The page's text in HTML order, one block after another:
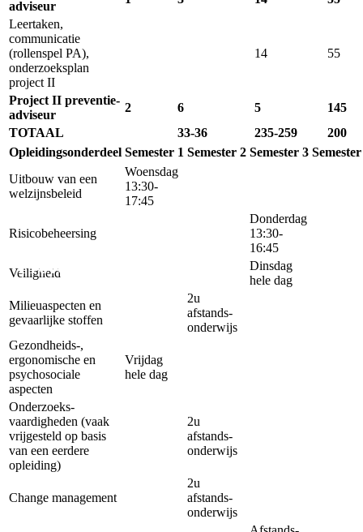
Preventieadviseur niveau 2.
adviseur
Leertaken,
communicatie
(rollenspel PA),
onderzoeks­plan
project II
14 55
Project II preventie­
adviseur
2 6 5
145
TOTAAL
33-36 235-259 200
Deeltijds traject van de gereglementeerde vorming preventieadviseur
Opleidingsonderdeel Semester 1 Semester 2 Semester 3
Uitbouw van een
welzijns­beleid
Woensdag
13:30-
17:45
Risicobeheersing
Donderdag
13:30-
16:45
Veiligheid
Dinsdag
hele dag
Milieuaspecten en
gevaarlijke stoffen
2u
afstands­
onderwijs
Gezondheids-,
ergonomische en
psychosociale
aspecten
Vrijdag
hele dag
Onderzoeks­
vaardigheden (vaak
vrijgesteld op basis
van een eerdere
opleiding)
2u
afstands­
onderwijs
Change management
2u
afstands­
onderwijs